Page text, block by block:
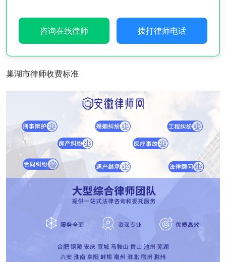
咨询在线律师 拨打律师电话
巢湖市律师收费标准